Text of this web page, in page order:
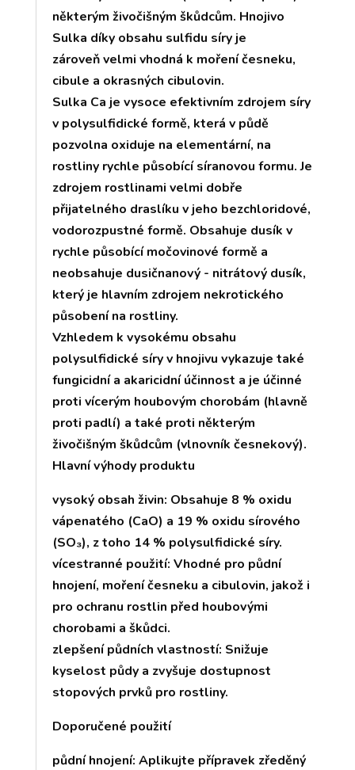
některým živočišným škůdcům. Hnojivo
Sulka díky obsahu sulfidu síry je
zároveň velmi vhodná k moření česneku,
cibule a okrasných cibulovin.
Sulka Ca je vysoce efektivním zdrojem síry
v polysulfidické formě, která v půdě
pozvolna oxiduje na elementární, na
rostliny rychle působící síranovou formu. Je
zdrojem rostlinami velmi dobře
přijatelného draslíku v jeho bezchloridové,
vodorozpustné formě. Obsahuje dusík v
rychle působící močovinové formě a
neobsahuje dusičnanový - nitrátový dusík,
který je hlavním zdrojem nekrotického
působení na rostliny.
Vzhledem k vysokému obsahu
polysulfidické síry v hnojivu vykazuje také
fungicidní a akaricidní účinnost a je účinné
proti vícerým houbovým chorobám (hlavně
proti padlí) a také proti některým
živočišným škůdcům (vlnovník česnekový).
Hlavní výhody produktu
vysoký obsah živin: Obsahuje 8 % oxidu
vápenatého (CaO) a 19 % oxidu sírového
(SO₃), z toho 14 % polysulfidické síry.
vícestranné použití: Vhodné pro půdní
hnojení, moření česneku a cibulovin, jakož i
pro ochranu rostlin před houbovými
chorobami a škůdci.
zlepšení půdních vlastností: Snižuje
kyselost půdy a zvyšuje dostupnost
stopových prvků pro rostliny.
Doporučené použití
půdní hnojení: Aplikujte přípravek zředěný